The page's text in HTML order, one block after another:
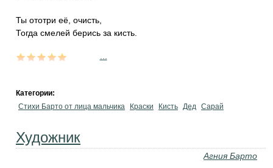
Ты ототри её, очисть,
Тогда смелей берись за кисть.
Категории:
Стихи Барто от лица мальчика
Краски Кисть Дед Сарай
Художник
Агния Барто